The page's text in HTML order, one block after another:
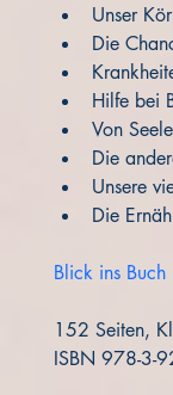
Unser
Die
Hilfe bei
Von
Die
Unsere
Die
Blick ins Buch
152 Seiten,
ISBN 978-3-